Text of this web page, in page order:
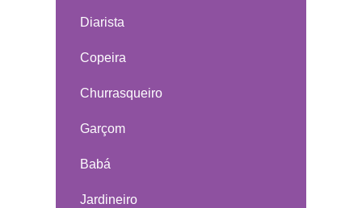
Diarista
Copeira
Churrasqueiro
Garçom
Babá
Jardineiro